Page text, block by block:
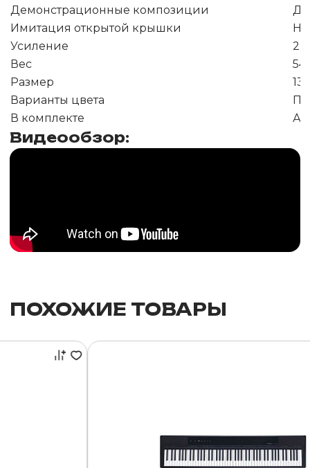
Демонстрационные композиции
Да
Имитация открытой крышки
Усиление
2
Вес
54
Размер
Варианты цвета
В комплекте
Видеообзор:
ПОХОЖИЕ ТОВАРЫ